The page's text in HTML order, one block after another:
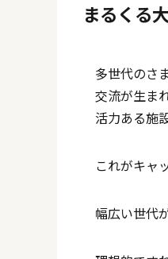
まるくる
多世代のさ
交流が生ま
活力ある施
これがキャ
幅広い世代